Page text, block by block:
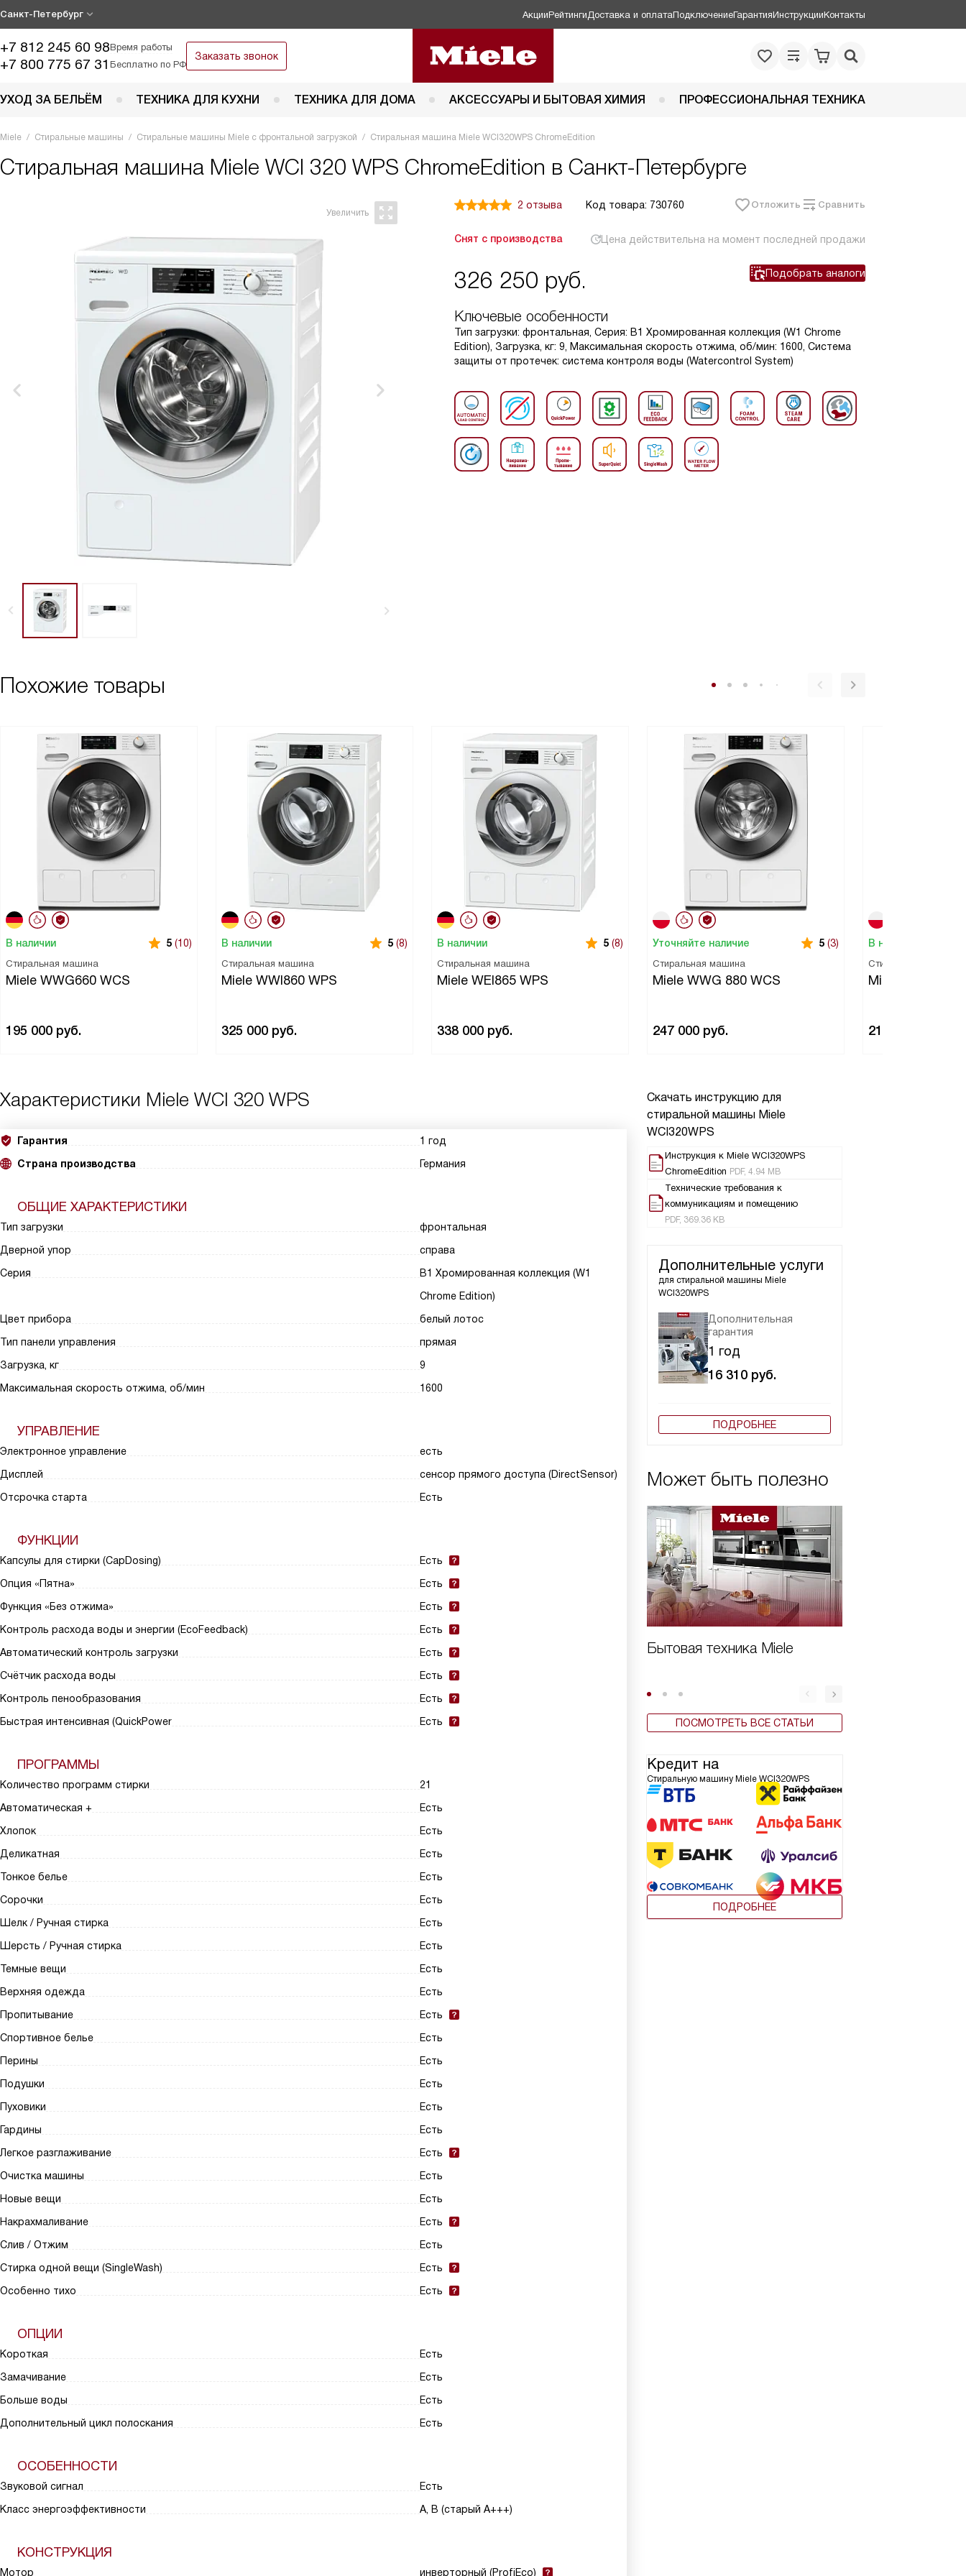
Санкт-Петербург АкцииРейтинги Доставка и оплатаПодключениеГарантияИнструкцииКонтакты
+7 812 245 60 98Время работы
+7 800 775 67 31 Бесплатно по РФ
Заказать звонок
УХОД ЗА БЕЛЬЁМ ТЕХНИКА ДЛЯ КУХНИ ТЕХНИКА ДЛЯ ДОМА АКСЕССУАРЫ И БЫТОВАЯ ХИМИЯ ПРОФЕССИОНАЛЬНАЯ ТЕХНИКА
Miele Стиральные машины Стиральные машины Miele с фронтальной загрузкой Стиральная машина Miele WCI320WPS ChromeEdition
Стиральная машина Miele WCI 320 WPS ChromeEdition в Санкт-Петербурге
2 отзыва Код товара: 730760 Отложить Сравнить
Снят с производства Цена действительна на момент последней продажи
326 250 руб. Подобрать аналоги
Ключевые особенности
Тип загрузки: фронтальная, Серия: В1 Хромированная коллекция (W1 Chrome
Edition), Загрузка, кг: 9, Максимальная скорость отжима, об/мин: 1600, Система
защиты от протечек: система контроля воды (Watercontrol System)
Похожие товары
В наличии 5 (10)
Стиральная машина
Miele WWG660 WCS
195 000 руб.
В наличии 5 (8)
Стиральная машина
Miele WWI860 WPS
325 000 руб.
В наличии 5 (8)
Стиральная машина
Miele WEI865 WPS
338 000 руб.
Уточняйте наличие 5 (3)
Стиральная машина
Miele WWG 880 WCS
247 000 руб.
В наличии
Стиральная машина
Miele
214 500
Скачать инструкцию для
стиральной машины Miele
WCI320WPS
Инструкция к Miele WCI320WPS
ChromeEdition PDF, 4.94 MB
Технические требования к
коммуникациям и помещению
PDF, 369.36 KB
Дополнительные услуги
для стиральной машины Miele
WCI320WPS
Дополнительная
гарантия
1 год
16 310 руб.
ПОДРОБНЕЕ
Может быть полезно
Бытовая техника Miele
ПОСМОТРЕТЬ ВСЕ СТАТЬИ
Кредит на
Стиральную машину Miele WCI320WPS
ПОДРОБНЕЕ
Характеристики Miele WCI 320 WPS
Гарантия
1 год
Страна производства
Германия
ОБЩИЕ ХАРАКТЕРИСТИКИ
Тип загрузки
фронтальная
Дверной упор
справа
Серия
В1 Хромированная коллекция (W1
Chrome Edition)
Цвет прибора
белый лотос
Тип панели управления
прямая
Загрузка, кг
9
Максимальная скорость отжима, об/мин
1600
УПРАВЛЕНИЕ
Электронное управление
есть
Дисплей
сенсор прямого доступа (DirectSensor)
Отсрочка старта
Есть
ФУНКЦИИ
Капсулы для стирки (CapDosing)
Есть
Опция «Пятна»
Есть
Функция «Без отжима»
Есть
Контроль расхода воды и энергии (EcoFeedback)
Есть
Автоматический контроль загрузки
Есть
Счётчик расхода воды
Есть
Контроль пенообразования
Есть
Быстрая интенсивная (QuickPower
Есть
ПРОГРАММЫ
Количество программ стирки
21
Автоматическая +
Есть
Хлопок
Есть
Деликатная
Есть
Тонкое белье
Есть
Сорочки
Есть
Шелк / Ручная стирка
Есть
Шерсть / Ручная стирка
Есть
Темные вещи
Есть
Верхняя одежда
Есть
Пропитывание
Есть
Спортивное белье
Есть
Перины
Есть
Подушки
Есть
Пуховики
Есть
Гардины
Есть
Легкое разглаживание
Есть
Очистка машины
Есть
Новые вещи
Есть
Накрахмаливание
Есть
Слив / Отжим
Есть
Стирка одной вещи (SingleWash)
Есть
Особенно тихо
Есть
ОПЦИИ
Короткая
Есть
Замачивание
Есть
Больше воды
Есть
Дополнительный цикл полоскания
Есть
ОСОБЕННОСТИ
Звуковой сигнал
Есть
Класс энергоэффективности
A, B (старый A+++)
КОНСТРУКЦИЯ
Мотор инверторный (ProfiEco)